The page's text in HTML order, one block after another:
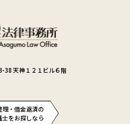
38 天神１２１ビル６階
・借金返済の
をお探しなら